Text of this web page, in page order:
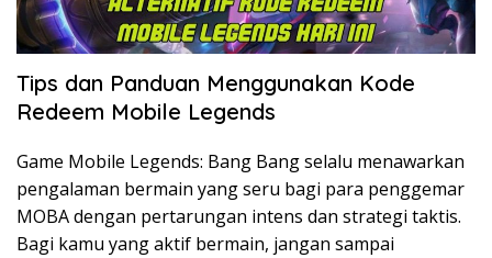
Tips dan Panduan Menggunakan Kode
Redeem Mobile Legends
Game Mobile Legends: Bang Bang selalu menawarkan
pengalaman bermain yang seru bagi para penggemar
MOBA dengan pertarungan intens dan strategi taktis.
Bagi kamu yang aktif bermain, jangan sampai